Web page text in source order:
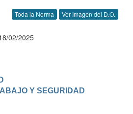
Toda la Norma Ver Imagen del D.O.
02/2025
Y SEGURIDAD